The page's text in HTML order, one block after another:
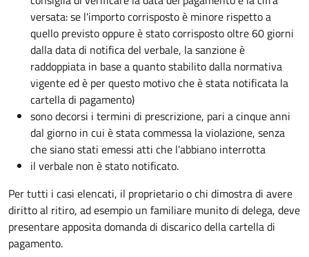
versata: se l'importo corrisposto è minore rispetto a
quello previsto oppure è stato corrisposto oltre 60 giorni
dalla data di notifica del verbale, la sanzione è
raddoppiata in base a quanto stabilito dalla normativa
vigente ed è per questo motivo che è stata notificata la
cartella di pagamento)
sono decorsi i termini di prescrizione, pari a cinque anni
dal giorno in cui è stata commessa la violazione, senza
che siano stati emessi atti che l'abbiano interrotta
il verbale non è stato notificato.
Per tutti i casi elencati, il proprietario o chi dimostra di avere
diritto al ritiro, ad esempio un familiare munito di delega, deve
presentare apposita domanda di discarico della cartella di
pagamento.